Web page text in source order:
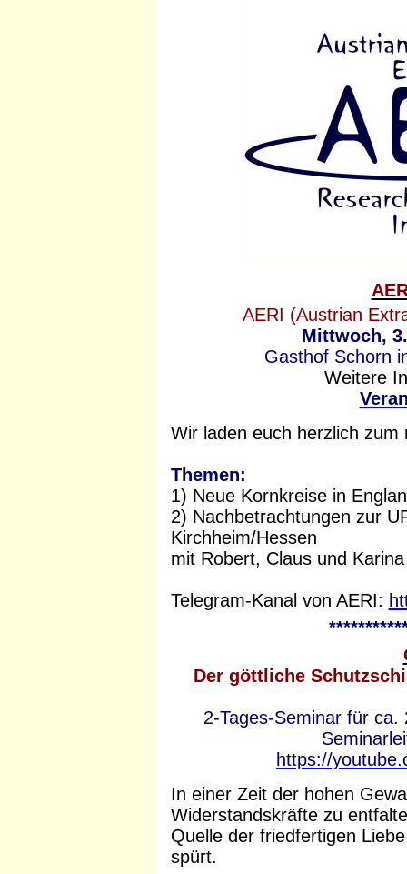
AERI (Austrian
Mittwoch,
Gasthof Schorn
Weitere
Wir laden euch herzlich
Themen:
1) Neue Kornkreise in
2) Nachbetrachtungen zur
Kirchheim/Hessen
mit Robert, Claus und Karina
Telegram-Kanal von AERI:
Der göttliche
2-Tages-Seminar für ca.
https://
In einer Zeit der hohen
Widerstandskräfte zu
Quelle der friedfertigen
spürt.